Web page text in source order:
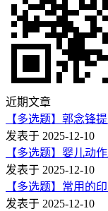
近期文章
【多选题】郭念锋
发表于 2025-12-10
【多选题】婴儿动
发表于 2025-12-10
【多选题】常用的
发表于 2025-12-10